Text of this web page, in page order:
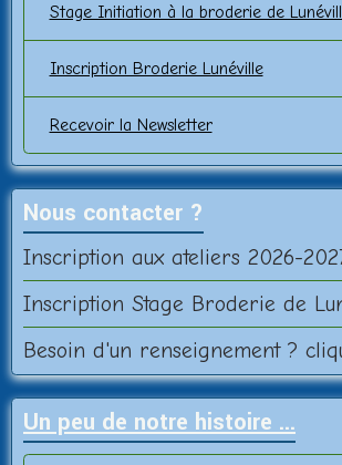
Stage Initiation à la broderie de
Inscription Broderie Lunéville
Recevoir la Newsletter
Nous contacter ?
Inscription aux ateliers 2026-
Inscription Stage Broderie de
Besoin d'un renseignement ?
Un peu de notre histoire ...